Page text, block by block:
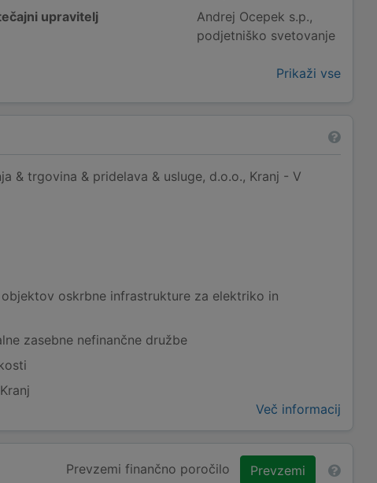
upravitelj
Andrej Ocepek s.p.,
podjetniško svetovanje
Prikaži vse
& trgovina & pridelava & usluge, d.o.o., Kranj - V
oskrbne infrastrukture za elektriko in
zasebne nefinančne družbe
Več informacij
Prevzemi finančno poročilo Prevzemi